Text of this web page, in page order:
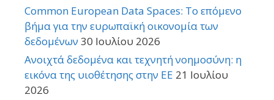
Common European Data Spaces: Το επόμενο
βήμα για την ευρωπαϊκή οικονομία των
δεδομένων 30 Ιουλίου 2026
Ανοιχτά δεδομένα και τεχνητή νοημοσύνη: η
εικόνα της υιοθέτησης στην ΕΕ 21 Ιουλίου
2026